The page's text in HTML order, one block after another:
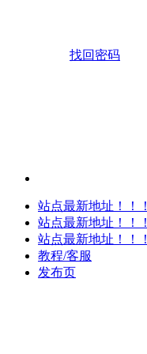
找回密码
站点最新地址！！！
站点最新地址！！！
站点最新地址！！！
教程/客服
发布页